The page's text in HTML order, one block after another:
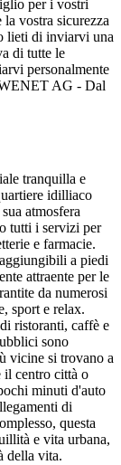
per i vostri
vostra sicurezza
lieti di inviarvi una
di tutte le
personalmente
AG - Dal
tranquilla e
idilliaco
atmosfera
tutti i servizi per
e farmacie.
a piedi
attraente per le
da numerosi
sport e relax.
ristoranti, caffè e
sono
vicine si trovano a
il centro città o
minuti d'auto
di
questa
e vita urbana,
della vita.